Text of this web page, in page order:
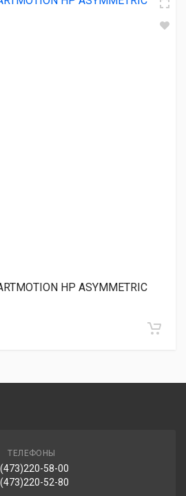
A/S 225/50R17 98W
HP ASYMMETRIC
ТЕЛЕФОНЫ
58-00
52-80